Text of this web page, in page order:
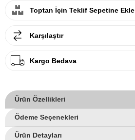
Toptan İçin Teklif Sepetine Ekle
Karşılaştır
Kargo Bedava
Ürün Özellikleri
Ödeme Seçenekleri
Ürün Detayları